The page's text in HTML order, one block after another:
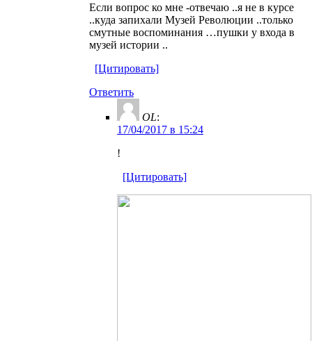
Если вопрос ко мне -отвечаю ..я не в курсе
..куда запихали Музей Революции ..только
смутные воспоминания …пушки у входа в
музей истории ..
[Цитировать]
Ответить
OL:
17/04/2017 в 15:24
!
[Цитировать]